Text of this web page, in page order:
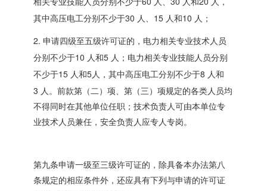
相关专业技能人员分别不少于 人、 人和
人，
其中高压电工分别不少于30 人、 15 人和 10 人；
2.申请四级至五级许可证的，电力相关专业技术人员
分别不少于10 人和5 人；电力相关专业技能人员分别
不少于15 人和5人，其中高压电工分别不少于8 人和
3 人。前款第（二）项、第（三）项规定的各类人员均
不得同时在其他单位任职；技术负责人可由本单位专
业技术人员兼任，安全负责人应专人专岗。
第九条申请一级至三级许可证的，除具备本办法第八
条规定的相应条件外，还应具有下列与申请的许可证